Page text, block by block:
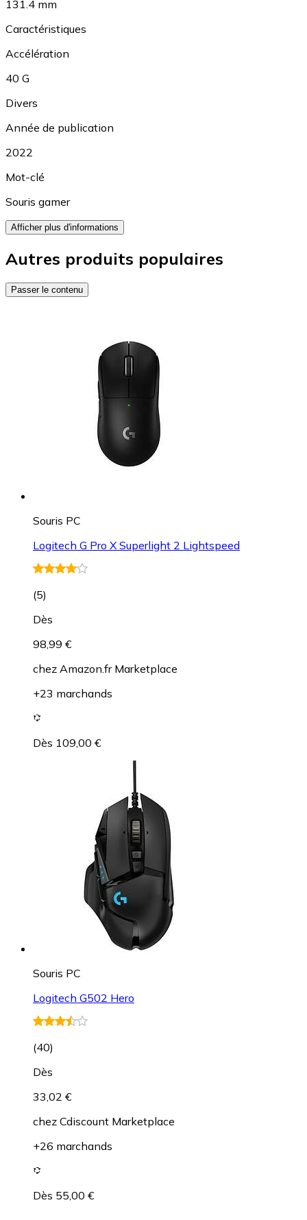
131.4 mm
Caractéristiques
Accélération
40 G
Divers
Année de publication
2022
Mot-clé
Souris gamer
Afficher plus d'informations
Autres produits populaires
Passer le contenu
Souris PC
Logitech G Pro X Superlight 2 Lightspeed
(5)
Dès
98,99 €
chez Amazon.fr Marketplace
+23 marchands
Dès 109,00 €
Souris PC
Logitech G502 Hero
(40)
Dès
33,02 €
chez Cdiscount Marketplace
+26 marchands
Dès 55,00 €